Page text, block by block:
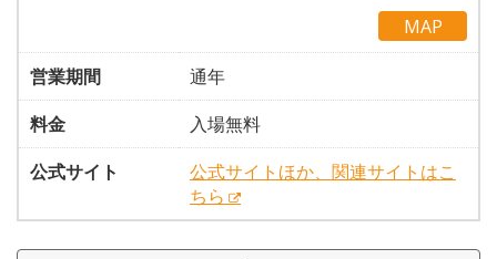
MAP
営業期間
通年
料金
入場無料
公式サイト
公式サイトほか、関連サイトはこ
ちら